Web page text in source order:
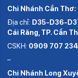
Chi Nhánh Cần Thơ:
Địa chỉ: D35-D36-
Cái Răng, TP. Cần
CSKH: 0909 707 234
–
Chi Nhánh Long